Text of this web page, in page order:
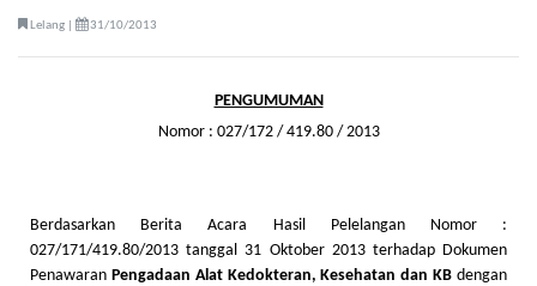
Lelang | 31/10/2013
PENGUMUMAN
Nomor : 027/172 / 419.80 / 2013
Berdasarkan Berita Acara Hasil Pelelangan Nomor :
027/171/419.80/2013 tanggal 31 Oktober 2013 terhadap Dokumen
Penawaran Pengadaan Alat Kedokteran, Kesehatan dan KB dengan